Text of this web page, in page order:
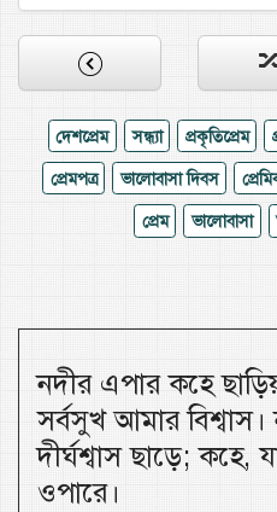
দেশপ্রেম সন্ধ্যা প্রকৃতিপ্রেম
প্রেমপত্র
ভালোবাসা দিবস
প্রেম
ভালোবাসা
নদীর এপার কহে
সর্বসুখ আমার
দীর্ঘশ্বাস ছাড়ে; কহে,
ওপারে।